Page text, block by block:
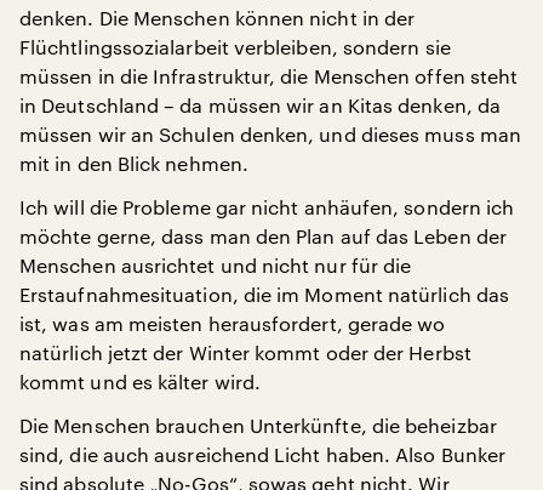
denken. Die Menschen können nicht in der
Flüchtlingssozialarbeit verbleiben, sondern sie
müssen in die Infrastruktur, die Menschen offen steht
in Deutschland – da müssen wir an Kitas denken, da
müssen wir an Schulen denken, und dieses muss man
mit in den Blick nehmen.
Ich will die Probleme gar nicht anhäufen, sondern ich
möchte gerne, dass man den Plan auf das Leben der
Menschen ausrichtet und nicht nur für die
Erstaufnahmesituation, die im Moment natürlich das
ist, was am meisten herausfordert, gerade wo
natürlich jetzt der Winter kommt oder der Herbst
kommt und es kälter wird.
Die Menschen brauchen Unterkünfte, die beheizbar
sind, die auch ausreichend Licht haben. Also Bunker
sind absolute „No-Gos“, sowas geht nicht. Wir